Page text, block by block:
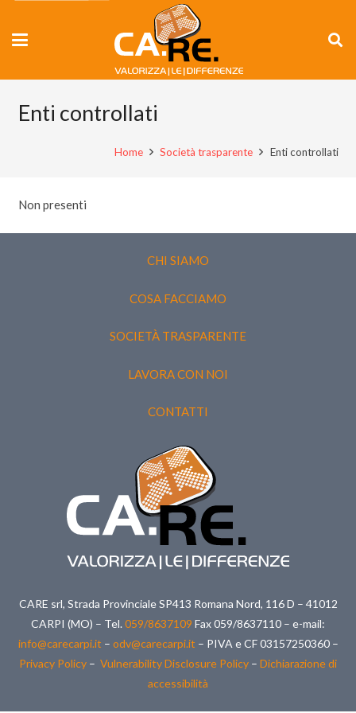
Enti controllati
Home Società trasparente Enti controllati
Non presenti
CHI SIAMO
COSA FACCIAMO
SOCIETÀ TRASPARENTE
LAVORA CON NOI
CONTATTI
CARE srl, Strada Provinciale SP413 Romana Nord, 116 D – 41012
CARPI (MO) – Tel. 059/8637109 Fax 059/8637110 – e-mail:
info@carecarpi.it – odv@carecarpi.it – PIVA e CF 03157250360 –
Privacy Policy – Vulnerability Disclosure Policy – Dichiarazione di
accessibilità